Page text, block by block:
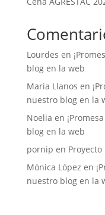
Lourdes en
blog en la web
Maria Llanos en
nuestro blog en la
Noelia en
blog en la web
pornip en Proyecto
Mónica López en
nuestro blog en la